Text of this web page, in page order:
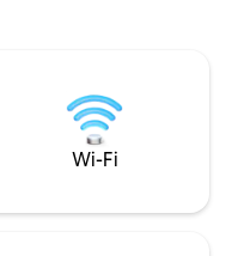
suas
um momento
perfeita de
redor e as vistas
Wi-Fi